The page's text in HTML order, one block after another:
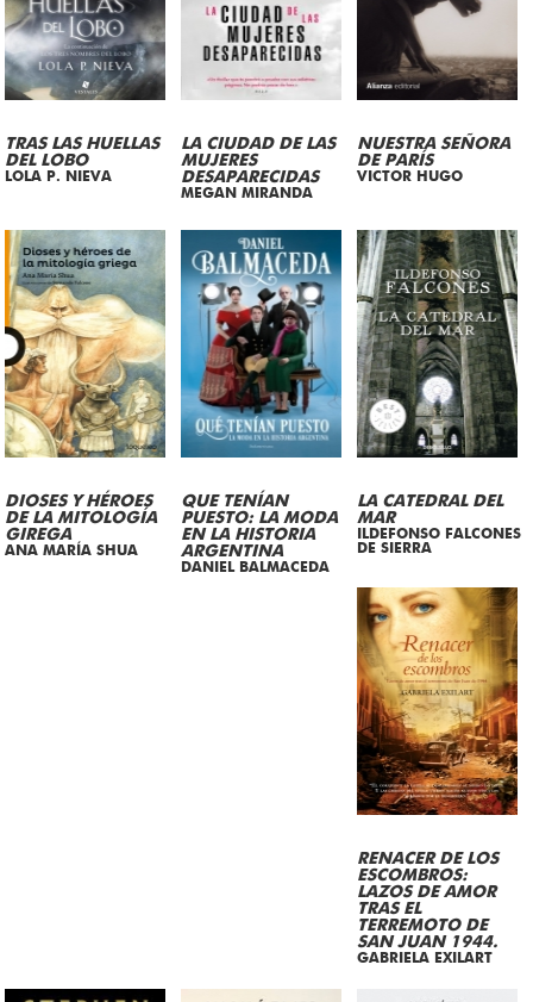
TRAS LAS HUELLAS
DEL LOBO
LOLA P. NIEVA
LA CIUDAD DE LAS
MUJERES
DESAPARECIDAS
MEGAN MIRANDA
NUESTRA SEÑORA
DE PARÍS
VICTOR HUGO
DIOSES Y HÉROES
DE LA MITOLOGÍA
GIREGA
ANA MARÍA SHUA
QUE TENÍAN
PUESTO: LA MODA
EN LA HISTORIA
ARGENTINA
DANIEL BALMACEDA
LA CATEDRAL DEL
MAR
ILDEFONSO FALCONES
DE SIERRA
RENACER DE LOS
ESCOMBROS:
LAZOS DE AMOR
TRAS EL
TERREMOTO DE
SAN JUAN 1944.
GABRIELA EXILART